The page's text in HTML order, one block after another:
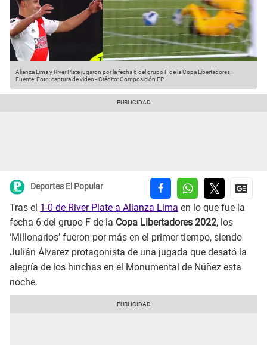
Alianza Lima y River Plate jugaron por la fecha 6 del grupo F de la Copa Libertadores.
Fuente: Foto: captura de video-Crédito: Composición EP
Deportes El Popular
Tras el 1-0 de River Plate a Alianza Lima en lo que fue la
fecha 6 del grupo F de la Copa Libertadores 2022, los
‘Millonarios’ fueron por más en el primer tiempo, siendo
Julián Álvarez protagonista de una jugada que desató la
alegría de los hinchas en el Monumental de Núñez esta
noche.